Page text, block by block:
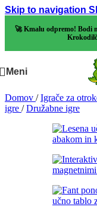
Skip to navigation
🚀 Kmalu odpremo! Bodi
Meni
Domov / Igrače za
igre / Družabne igre